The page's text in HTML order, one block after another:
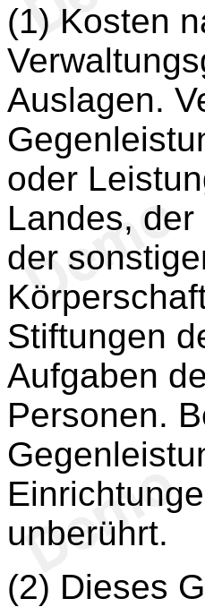
(1) Kosten
Auslagen.
oder
Landes,
der
Stiftungen
Aufgaben
Personen.
unberührt.
(2) Dieses